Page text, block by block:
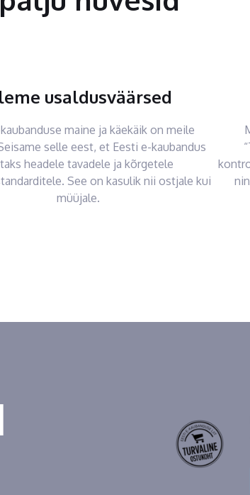
usaldusväärsed
maine ja käekäik on meile
selle eest, et Eesti e-kaubandus
headele tavadele ja kõrgetele
See on kasulik nii ostjale kui
müüjale.